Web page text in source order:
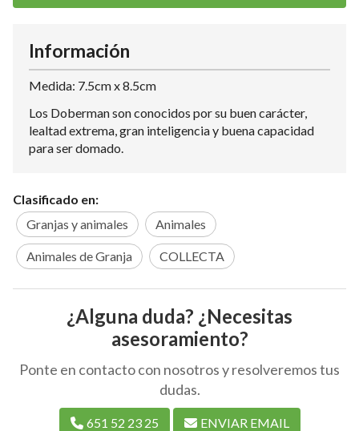
Información
Medida: 7.5cm x 8.5cm
Los Doberman son conocidos por su buen carácter,
lealtad extrema, gran inteligencia y buena capacidad
para ser domado.
Clasificado en:
Granjas y animales
Animales
Animales de Granja COLLECTA
¿Alguna duda? ¿Necesitas
asesoramiento?
Ponte en contacto con nosotros y resolveremos tus
dudas.
651 52 23 25 ENVIAR EMAIL